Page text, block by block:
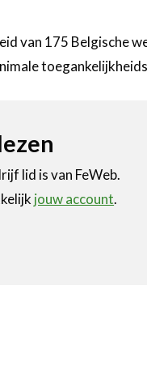
van 175 Belgische
lid is van FeWeb.
jouw account.